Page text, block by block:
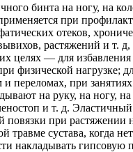
бинта на ногу, на
при
отеков,
растяжений и т. д,
целях — для избавления
физической нагрузке;
и переломах, при
на руку, на ногу, на
и т. д.
повязки при растяжении
травме сустава, когда
накладывать гипсовую